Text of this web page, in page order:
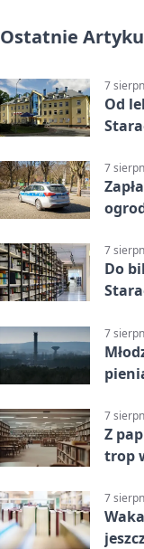
Ostatnie
7
Od
7
7
Do
7
7
Z
trop
7